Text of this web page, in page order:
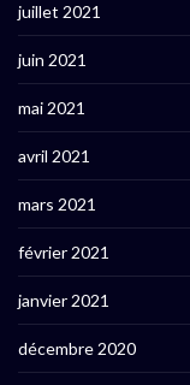
juillet 2021
juin 2021
mai 2021
avril 2021
mars 2021
février 2021
janvier 2021
décembre 2020